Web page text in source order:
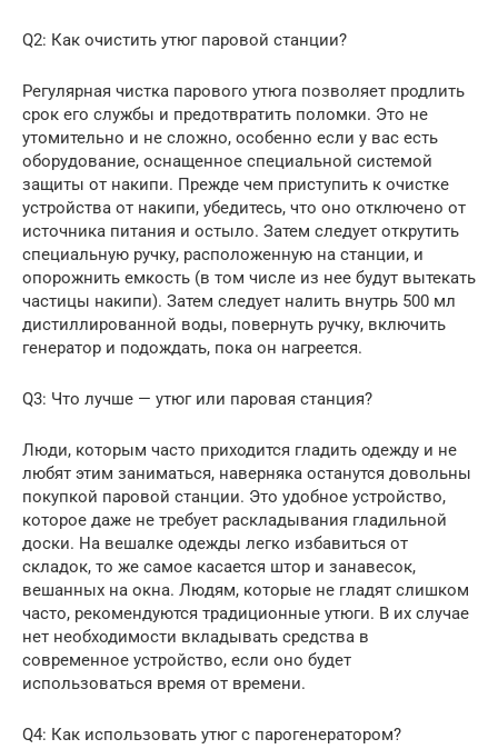
Q2: Как очистить утюг паровой станции?
Регулярная чистка парового утюга позволяет продлить
срок его службы и предотвратить поломки. Это не
утомительно и не сложно, особенно если у вас есть
оборудование, оснащенное специальной системой
защиты от накипи. Прежде чем приступить к очистке
устройства от накипи, убедитесь, что оно отключено от
источника питания и остыло. Затем следует открутить
специальную ручку, расположенную на станции, и
опорожнить емкость (в том числе из нее будут вытекать
частицы накипи). Затем следует налить внутрь 500 мл
дистиллированной воды, повернуть ручку, включить
генератор и подождать, пока он нагреется.
Q3: Что лучше — утюг или паровая станция?
Люди, которым часто приходится гладить одежду и не
любят этим заниматься, наверняка останутся довольны
покупкой паровой станции. Это удобное устройство,
которое даже не требует раскладывания гладильной
доски. На вешалке одежды легко избавиться от
складок, то же самое касается штор и занавесок,
вешанных на окна. Людям, которые не гладят слишком
часто, рекомендуются традиционные утюги. В их случае
нет необходимости вкладывать средства в
современное устройство, если оно будет
использоваться время от времени.
Q4: Как использовать утюг с парогенератором?